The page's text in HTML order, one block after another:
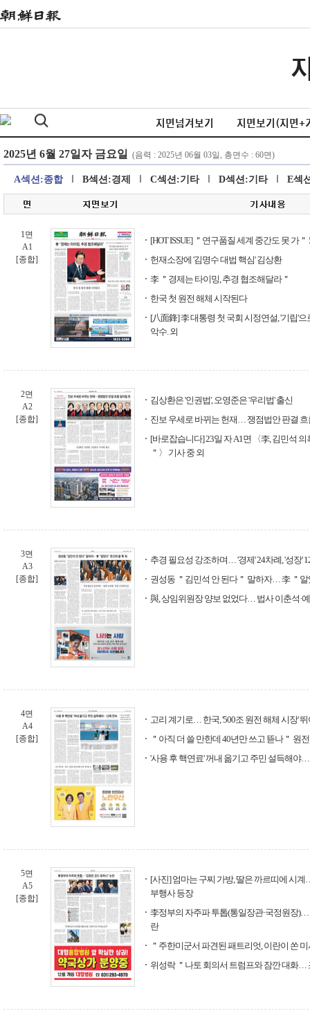
지면넘겨보기 지면보기(지면+
A섹션:종합 B섹션:경제 C섹션:기타 D섹션:기타 E섹
1면
A1
[종합]
[HOT ISSUE] ＂연구품질 세계 중간도 못 가
헌재소장에 '김명수 대법 핵심' 김상환
李 ＂경제는 타이밍, 추경 협조해달라＂
한국 첫 원전 해체 시작된다
[八面鋒] 李 대통령 첫 국회 시정연설, '기립'
악수. 외
2면
A2
[종합]
김상환은 '인권법', 오영준은 '우리법' 출신
진보 우세로 바뀌는 헌재… 쟁점법안 판결 흐
[바로잡습니다] 23일 자 A1면 〈李, 김민석
＂〉 기사 중 외
3면
A3
[종합]
추경 필요성 강조하며… '경제' 24차례, '성장'
권성동 ＂김민석 안 된다＂ 말하자… 李 ＂알
與, 상임위원장 양보 없었다… 법사 이춘석·
4면
A4
[종합]
고리 계기로… 한국, '500조 원전 해체 시장'
＂아직 더 쓸 만한데 40년만 쓰고 뜯나＂ 원
'사용 후 핵연료' 꺼내 옮기고 주민 설득해야
5면
A5
[종합]
[사진] 엄마는 구찌 가방, 딸은 까르띠에 시
부행사 등장
李정부의 자주파 투톱(통일장관·국정원장
란
＂주한미군서 파견된 패트리엇, 이란이 쏜
위성락 ＂나토 회의서 트럼프와 잠깐 대화…